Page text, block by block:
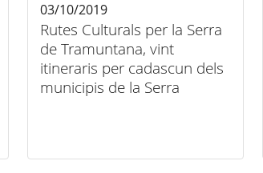
Rutes Culturals per la Serra
de Tramuntana, vint
itineraris per cadascun dels
municipis de la Serra
03/10/2019